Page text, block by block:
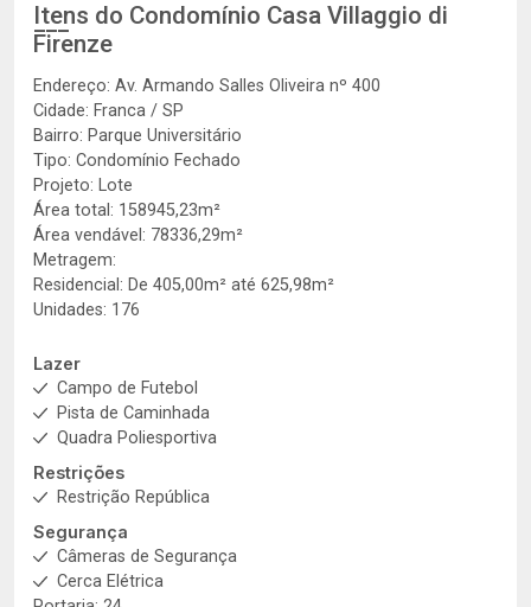
Itens do Condomínio Casa Villaggio di
Firenze
Endereço: Av. Armando Salles Oliveira nº 400
Cidade: Franca / SP
Bairro: Parque Universitário
Tipo: Condomínio Fechado
Projeto: Lote
Área total: 158945,23m²
Área vendável: 78336,29m²
Metragem:
Residencial: De 405,00m² até 625,98m²
Unidades: 176
Lazer
Campo de Futebol
Pista de Caminhada
Quadra Poliesportiva
Restrições
Restrição República
Segurança
Câmeras de Segurança
Cerca Elétrica